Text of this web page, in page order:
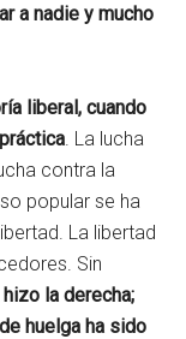
a nadie y mucho
liberal, cuando
. La lucha
contra la
popular se ha
La libertad
Sin
la derecha;
huelga ha sido